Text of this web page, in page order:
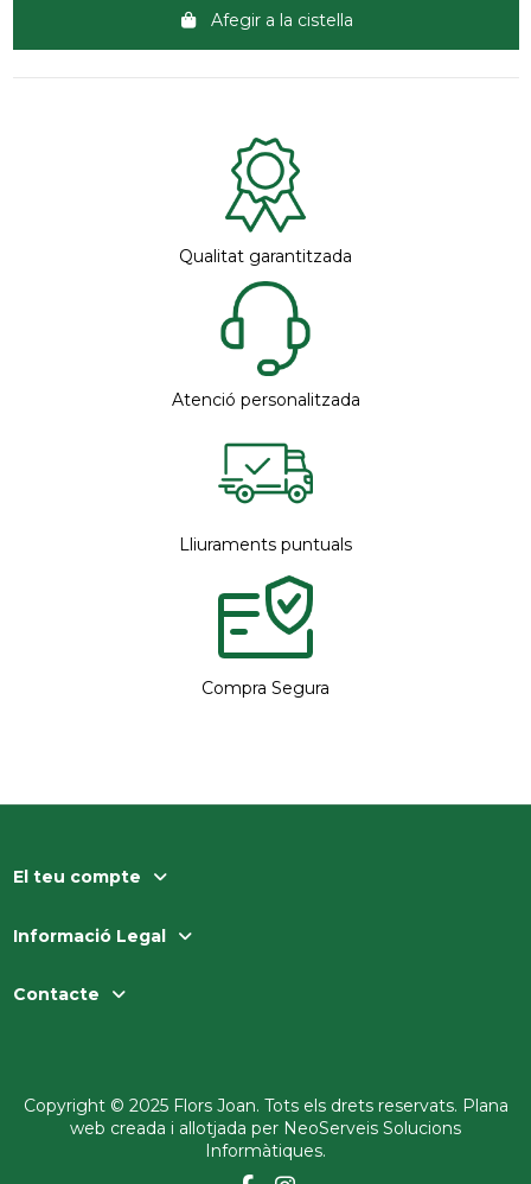
Afegir a la cistella
Qualitat garantitzada
Atenció personalitzada
Lliuraments puntuals
Compra Segura
El teu compte
Informació Legal
Contacte
Copyright © 2025 Flors Joan. Tots els drets reservats. Plana
web creada i allotjada per NeoServeis Solucions
Informàtiques.